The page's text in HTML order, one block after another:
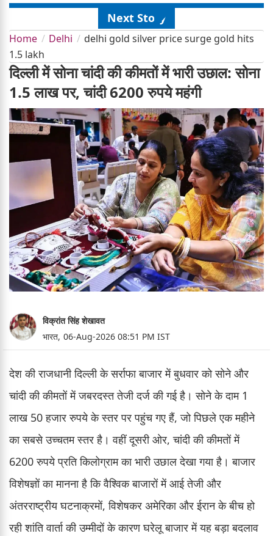
Next Story
Home Delhi
delhi gold silver price surge gold hits
1.5 lakh
दिल्ली में सोना चांदी की कीमतों में भारी उछाल: सोना
1.5 लाख पर, चांदी 6200 रुपये महंगी
विक्रांत सिंह शेखावत
भारत, 06-Aug-2026 08:51 PM IST
देश की राजधानी दिल्ली के सर्राफा बाजार में बुधवार को सोने और
चांदी की कीमतों में जबरदस्त तेजी दर्ज की गई है। सोने के दाम 1
लाख 50 हजार रुपये के स्तर पर पहुंच गए हैं, जो पिछले एक महीने
का सबसे उच्चतम स्तर है। वहीं दूसरी ओर, चांदी की कीमतों में
6200 रुपये प्रति किलोग्राम का भारी उछाल देखा गया है। बाजार
विशेषज्ञों का मानना है कि वैश्विक बाजारों में आई तेजी और
अंतरराष्ट्रीय घटनाक्रमों, विशेषकर अमेरिका और ईरान के बीच हो
रही शांति वार्ता की उम्मीदों के कारण घरेलू बाजार में यह बड़ा बदलाव